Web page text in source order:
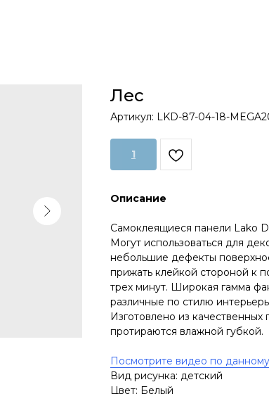
Лес
Артикул: LKD-87-04-18-
1
Описание
Самоклеящиеся панели Lako
Могут использоваться для
небольшие дефекты
прижать клейкой стороной к
трех минут. Широкая гамма
различные по стилю
Изготовлено из
протираются влажной губкой.
Посмотрите видео по
Вид рисунка: детский
Цвет: Белый